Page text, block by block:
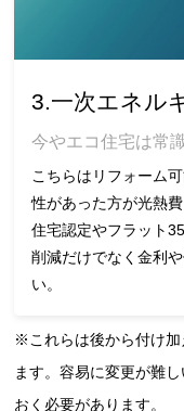
3.一次エネル
今やエコ住宅は常
こちらはリフォーム
性があった方が光熱
住宅認定やフラット
削減だけでなく金利
い。
※これらは後から付け加
ます。容易に変更が難
おく必要があります。